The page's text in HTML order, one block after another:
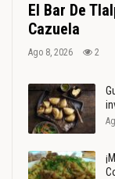
El Bar De
Cazuela
Ago 8, 2026 2